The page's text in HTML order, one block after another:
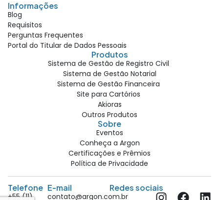
Informações
Blog
Requisitos
Perguntas Frequentes
Portal do Titular de Dados Pessoais
Produtos
Sistema de Gestão de Registro Civil
Sistema de Gestão Notarial
Sistema de Gestão Financeira
Site para Cartórios
Akioras
Outros Produtos
Sobre
Eventos
Conheça a Argon
Certificações e Prêmios
Política de Privacidade
Telefone
+55 (11)
E-mail
contato@argon.com.br
Redes sociais